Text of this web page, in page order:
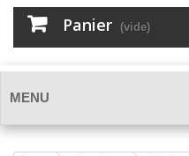
Panier (vide)
MENU